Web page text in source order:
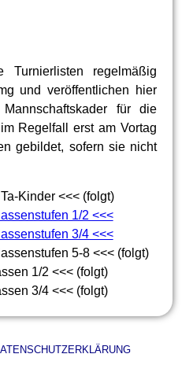
Turnierlisten regelmäßig
und veröffentlichen hier
für die
Regelfall erst am Vortag
gebildet, sofern sie nicht
Kinder <<< (folgt)
1/2 <<<
3/4 <<<
5-8 <<< (folgt)
1/2 <<< (folgt)
3/4 <<< (folgt)